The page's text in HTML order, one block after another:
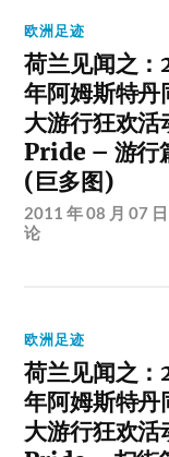
欧洲足迹
荷兰见闻之：
年阿姆斯特丹
大游行狂欢活
Pride – 游行
(巨多图)
2011 年 08 月 07 日
论
欧洲足迹
荷兰见闻之：
年阿姆斯特丹
大游行狂欢活